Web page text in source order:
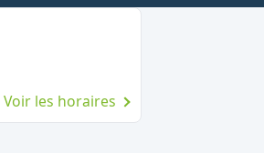
Voir les horaires